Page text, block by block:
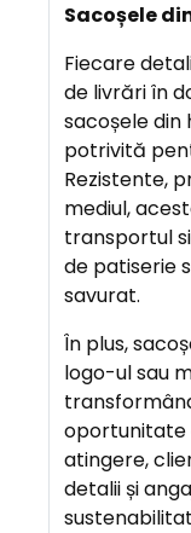
S
C
R
I
E
R
E
A
N
T
A
J
E
Sacoșele
Fiecare
de livrări în
sacoșele din
potrivită
Rezistente,
mediul,
transportul
de patiserie
savurat.
În plus,
logo-ul sau
oportunitate
atingere,
detalii și